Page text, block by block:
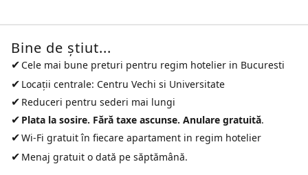
Bine de ştiut...
✔ Cele mai bune preturi pentru regim hotelier in Bucuresti
✔ Locații centrale: Centru Vechi si Universitate
✔ Reduceri pentru sederi mai lungi
✔ Plata la sosire. Fără taxe ascunse. Anulare gratuită.
✔Wi-Fi gratuit în fiecare apartament in regim hotelier
✔ Menaj gratuit o dată pe săptămână.